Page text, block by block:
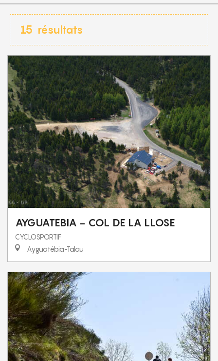
15 résultats
AYGUATEBIA - COL DE LA LLOSE
CYCLOSPORTIF
Ayguatébia-Talau